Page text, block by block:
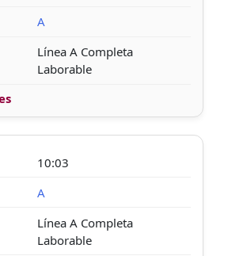
A
Línea A Completa
Laborable
10:03
A
Línea A Completa
Laborable